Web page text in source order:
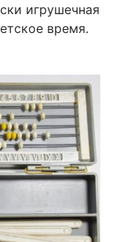
игрушечная
время.